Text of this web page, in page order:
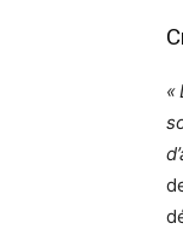
«